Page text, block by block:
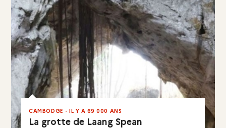
La grotte de Laang Spean
CAMBODGE - IL Y A 69 000 ANS